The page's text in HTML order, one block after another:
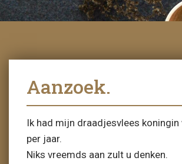
Aanzoek.
Ik had mijn draadjesvlees
per jaar.
Niks vreemds aan zult u denken.